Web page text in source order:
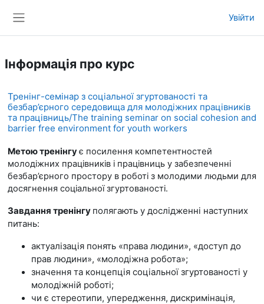
Увійти
Інформація про курс
Тренінг-семінар з соціальної згуртованості та
безбар’єрного середовища для молодіжних працівників
та працівниць/The training seminar on social cohesion and
barrier free environment for youth workers
Метою тренінгує посилення компетентностей
молодіжних працівників і працівниць у забезпеченні
безбар’єрного простору в роботі з молодими людьми для
досягнення соціальної згуртованості.
Завдання тренінгу полягають у дослідженні наступних
питань:
актуалізація понять «права людини», «доступ до
прав людини», «молодіжна робота»;
значення та концепція соціальної згуртованості у
молодіжній роботі;
чи є стереотипи, упередження, дискримінація,